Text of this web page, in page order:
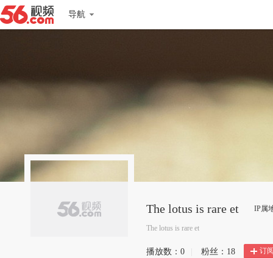
导航
The lotus is rare et IP属
The lotus is rare et
播放数： 0 粉丝： 18 订